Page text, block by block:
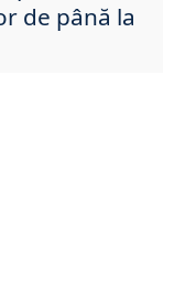
de până la